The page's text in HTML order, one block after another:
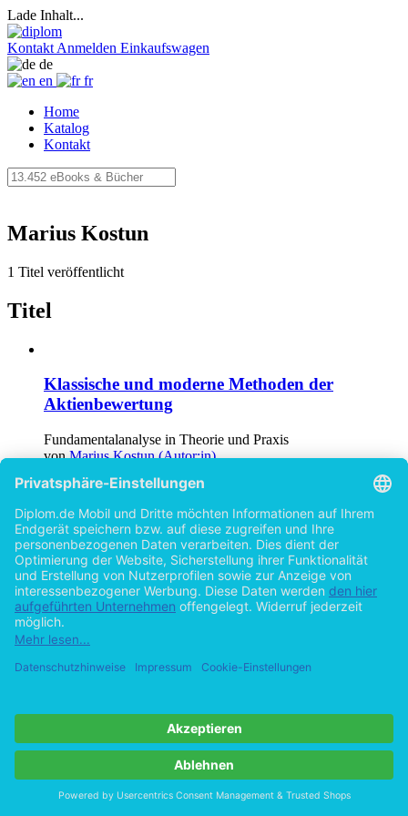
Lade Inhalt...
Kontakt Anmelden Einkaufswagen
de
en
fr
Home
Katalog
Kontakt
Marius Kostun
1 Titel veröffentlicht
Titel
Klassische und moderne Methoden der
Aktienbewertung
Fundamentalanalyse in Theorie und Praxis
vonMarius Kostun (Autor:in)
Impressum
Datenschutz
AGB
Vertrag widerrufen
Zur Desktop-Version
Copyright ©Imprint in der Bedey & Thoms Media GmbH powered
by Open Publishing
Cookie-Einstellungen